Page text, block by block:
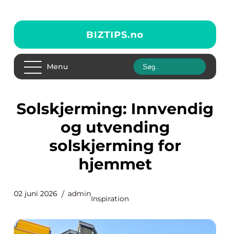
BIZTIPS.no
Menu
Solskjerming: Innvendig
og utvending
solskjerming for
hjemmet
02 juni 2026 admin
Inspiration